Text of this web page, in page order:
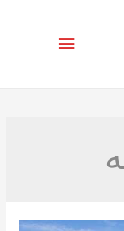
فهرست